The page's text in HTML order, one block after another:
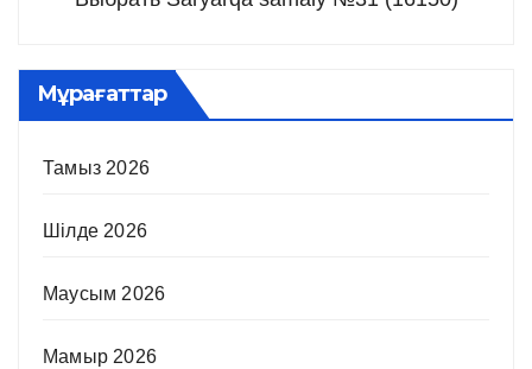
Мұрағаттар
Тамыз 2026
Шілде 2026
Маусым 2026
Мамыр 2026